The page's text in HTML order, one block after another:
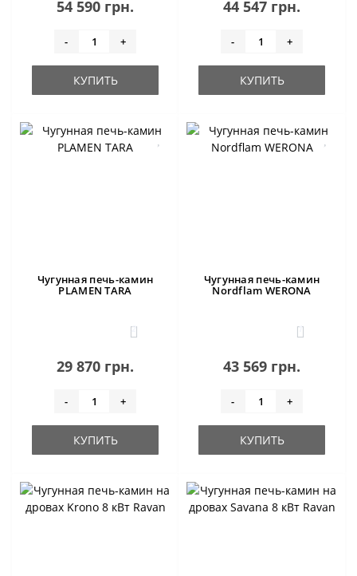
54 590 грн.
- +
КУПИТЬ
44 547 грн.
- +
КУПИТЬ
Чугунная печь-камин
PLAMEN TARA
2
29 870 грн.
- +
КУПИТЬ
Чугунная печь-камин
Nordflam WERONA
1
43 569 грн.
- +
КУПИТЬ